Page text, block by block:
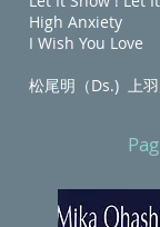
High Anxiety
I Wish You Love
松尾明（Ds.) 上羽